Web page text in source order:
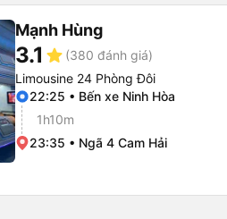
Mạnh Hùng
3.1 star (380 đánh giá)
Limousine 24 Phòng Đôi
22:25 • Bến xe Ninh Hòa
1h10m
23:35 • Ngã 4 Cam Hải